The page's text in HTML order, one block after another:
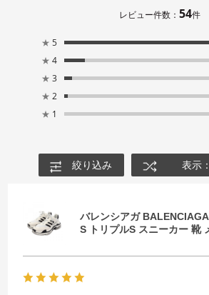
レビュー件数： 54件
★ 5
★ 4
★ 3
★ 2
★ 1
絞り込み 表示
バレンシアガ
S トリプルS スニーカー 靴